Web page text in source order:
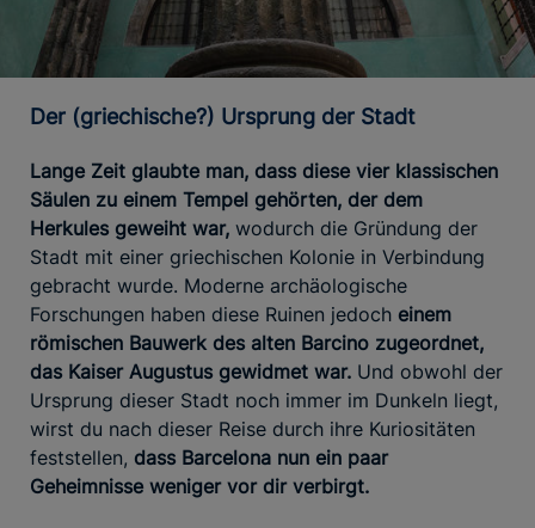
Der (griechische?) Ursprung der Stadt
Lange Zeit glaubte man, dass diese vier klassischen
Säulen zu einem Tempel gehörten, der dem
Herkules geweiht war, wodurch die Gründung der
Stadt mit einer griechischen Kolonie in Verbindung
gebracht wurde. Moderne archäologische
Forschungen haben diese Ruinen jedoch einem
römischen Bauwerk des alten Barcino zugeordnet,
das Kaiser Augustus gewidmet war. Und obwohl der
Ursprung dieser Stadt noch immer im Dunkeln liegt,
wirst du nach dieser Reise durch ihre Kuriositäten
feststellen, dass Barcelona nun ein paar
Geheimnisse weniger vor dir verbirgt.